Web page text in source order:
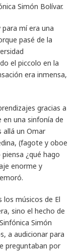
Simón Bolívar.
mí era una
pasé de la
el piccolo en la
era inmensa,
gracias a
en una sinfonía de
allá un Omar
(fagote y oboe
¿qué hago
enorme y
músicos de El
sino el hecho de
Simón
a audicionar para
preguntaban por